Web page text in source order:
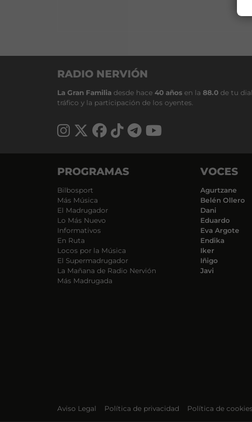
RADIO NERVIÓN
La Gran Familia desde hace 40 años en la 88.0 de tu
tráfico y la participación de los oyentes.
PROGRAMAS
Bilbosport
Más Música
El Madrugador
Lo Más Nuevo
Informativos
En Ruta
Locos por la Música
El Supermadrugador
La Mañana de Radio Nervión
Más Madrugada
VOCES
Agurtzane
Belén Ollero
Dani
Eduardo
Eva Argote
Endika
Iker
Iñigo
Javi
Aviso Legal Política de privacidad Política de cookies